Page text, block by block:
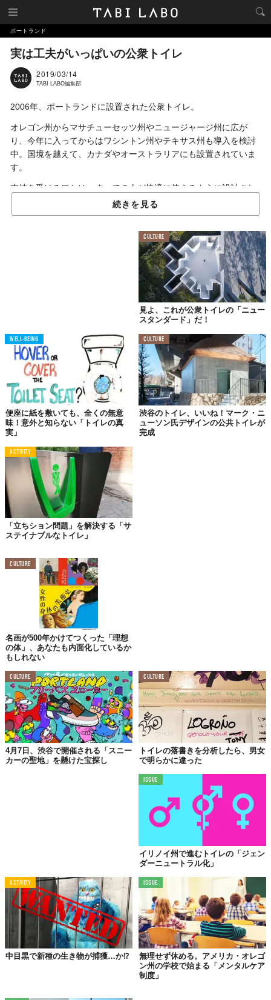
ポートランド
実は工夫がいっぱいの公衆トイレ
2019/03/14
TABI LABO編集部
2006年、ポートランドに設置された公衆トイレ。
オレゴン州からマサチューセッツ州やニュージャージ州に広が
り、今年に入ってからはワシントン州やテキサス州も導入を検討
中。国境を越えて、カナダやオーストラリアにも設置されていま
す。
支持を受けるワケは、すべての人が快適に使えるように設計され
ているから。……なんて言っても、具体的な説明になっていませ
んね。
この公衆トイレの特長をかいつまんで3つ紹介します。
まず、トイレ内にはシンクと鏡が付いていません。これは洗濯や
洗顔など用を足す以外の行為を防ぐためです。蛇口はトイレの外
上部と下部がフェンス状になっているのは、2名以上で使用してい
るのを警察が見つけやすくなるから。
ライトにも工夫が施されていて、ブルーライトになっています。
静脈を見えにくくしてドラッグを使わせないようにしているんで
す。
さらにで4つ目になってしまいますが、スプレー塗料をはじくよう
なコーティングがされています。落書きの防止ですね。
これだけ工夫がされているから、みんなが快適に使える。日本に
設置されたら、公衆トイレを使うときの心理的なハードルが下が
りそうです。
©2019 The Portland Loo
Top image: ©2019 The Portland Loo
TABI LABO
この世界は、もっと広いはずだ。
続きを見る
CULTURE
見よ、これが公衆トイレの「ニュー
スタンダード」だ！
WELL-BEING
便座に紙を敷いても、全くの無意
味！意外と知らない「トイレの真
実」
CULTURE
渋谷のトイレ、いいね！マーク・ニ
ューソン⽒デザインの公共トイレが
完成
ACTIVITY
「立ちション問題」を解決する「サ
ステイナブルなトイレ」
CULTURE
名画が500年かけてつくった「理想
の体」、あなたも内面化しているか
もしれない
CULTURE
4月7日、渋谷で開催される「スニー
カーの聖地」を懸けた宝探し
CULTURE
トイレの落書きを分析したら、男女
で明らかに違った
ISSUE
イリノイ州で進むトイレの「ジェン
ダーニュートラル化」
ACTIVITY
中目黒で新種の生き物が捕獲…か⁉︎
ISSUE
無理せず休める。アメリカ・オレゴ
ン州の学校で始まる「メンタルケア
制度」